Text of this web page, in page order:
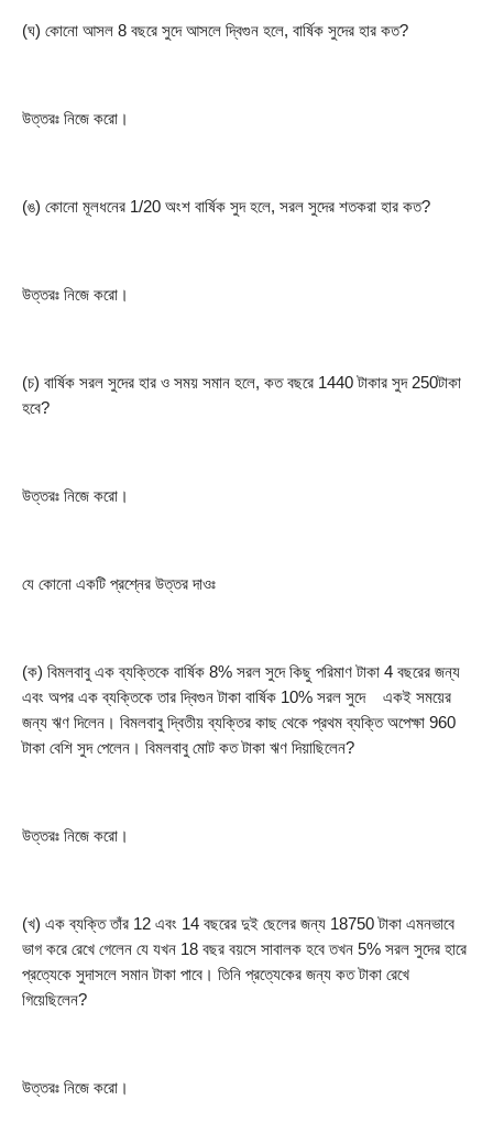
(ঘ) কোনো আসল 8 বছরে সুদে আসলে দ্বিগুন হলে, বার্ষিক সুদের হার কত?
উত্তরঃ নিজে করো।
(ঙ) কোনো মূলধনের 1/20 অংশ বার্ষিক সুদ হলে, সরল সুদের শতকরা হার কত?
উত্তরঃ নিজে করো।
(চ) বার্ষিক সরল সুদের হার ও সময় সমান হলে, কত বছরে 1440 টাকার সুদ 250টাকা
হবে?
উত্তরঃ নিজে করো।
যে কোনো একটি প্রশ্নের উত্তর দাওঃ
(ক) বিমলবাবু এক ব্যক্তিকে বার্ষিক 8% সরল সুদে কিছু পরিমাণ টাকা 4 বছরের জন্য
এবং অপর এক ব্যক্তিকে তার দ্বিগুন টাকা বার্ষিক 10% সরল সুদে    একই সময়ের
জন্য ঋণ দিলেন। বিমলবাবু দ্বিতীয় ব্যক্তির কাছ থেকে প্রথম ব্যক্তি অপেক্ষা 960
টাকা বেশি সুদ পেলেন। বিমলবাবু মোট কত টাকা ঋণ দিয়াছিলেন?
উত্তরঃ নিজে করো।
(খ) এক ব্যক্তি তাঁর 12 এবং 14 বছরের দুই ছেলের জন্য 18750 টাকা এমনভাবে
ভাগ করে রেখে গেলেন যে যখন 18 বছর বয়সে সাবালক হবে তখন 5% সরল সুদের হারে
প্রত্যেকে সুদাসলে সমান টাকা পাবে। তিনি প্রত্যেকের জন্য কত টাকা রেখে
গিয়েছিলেন?
উত্তরঃ নিজে করো।